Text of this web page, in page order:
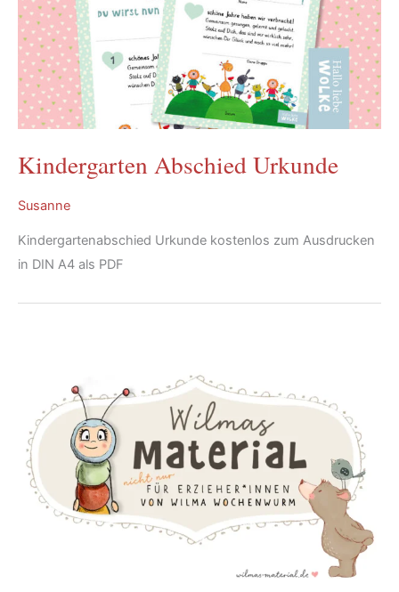
Kindergarten Abschied Urkunde
Susanne
Kindergartenabschied Urkunde kostenlos zum Ausdrucken
in DIN A4 als PDF